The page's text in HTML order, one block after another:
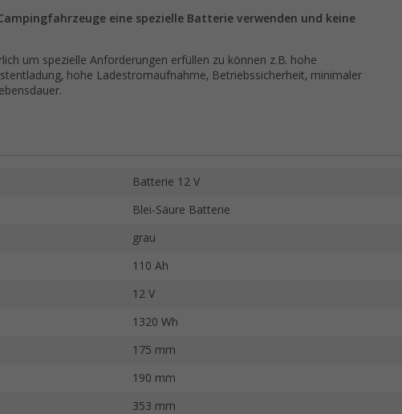
eine spezielle Batterie verwenden und keine
um spezielle Anforderungen erfüllen zu können z.B. hohe
hohe Ladestromaufnahme, Betriebssicherheit, minimaler
Batterie 12 V
Blei-Säure Batterie
grau
110 Ah
12 V
1320 Wh
175 mm
190 mm
353 mm